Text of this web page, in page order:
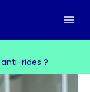
rides ?